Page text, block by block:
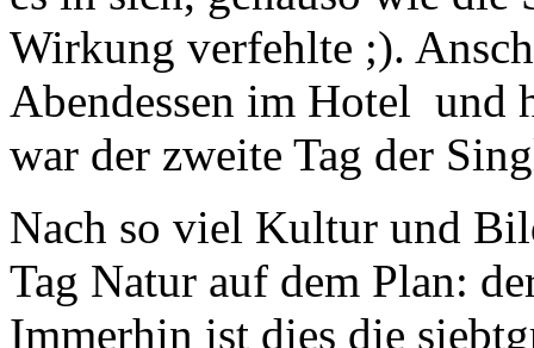
Wirkung verfehlte ;).
Abendessen im Hotel und
war der zweite Tag der
Nach so viel Kultur und
Tag Natur auf dem Plan:
Immerhin ist dies die